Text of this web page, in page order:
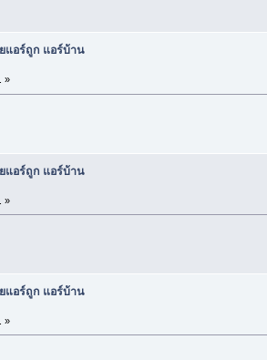
แอร์ถูก แอร์บ้าน
»
แอร์ถูก แอร์บ้าน
»
แอร์ถูก แอร์บ้าน
»